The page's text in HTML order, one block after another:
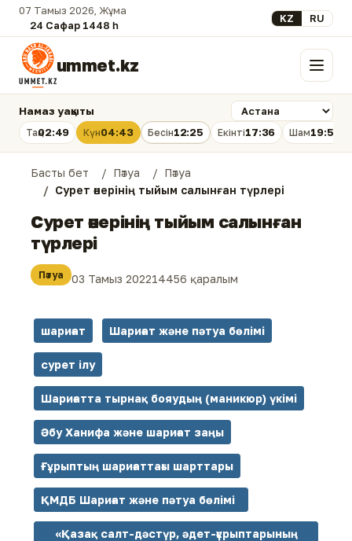
07 Тамыз 2026, Жұма
24 Сафар 1448 һ.
Select your
KZ RU
ummet.kz Мәзір
Намаз уақыты
Таң02:49 Күн04:43 Бесін12:25 Екінті17:36 Шам19:56
Басты бет Пәтуа
Пәтуа
Сурет өнерінің тыйым салынған түрлері
Сурет өнерінің тыйым салынған
түрлері
Пәтуа 03 Тамыз 202214456 қаралым
шариғат Шариғат және пәтуа бөлімі
сурет ілу
Шариғатта тырнақ бояудың (маникюр) үкімі
Әбу Ханифа және шариғат заңы
Ғұрыптың шариғаттағы шарттары
ҚМДБ Шариғат және пәтуа бөлімі
«Қазақ салт-дәстүр, әдет-ғұрыптарының